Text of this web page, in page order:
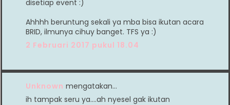
disetiap event :)
Ahhhh beruntung sekali ya mba bisa ikutan acara
BRID, ilmunya cihuy banget. TFS ya :)
2 Februari 2017 pukul 18.04
Unknown mengatakan…
ih tampak seru ya....ah nyesel gak ikutan